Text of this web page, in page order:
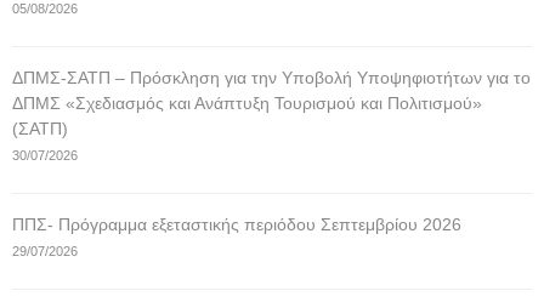
05/08/2026
ΔΠΜΣ-ΣΑΤΠ – Πρόσκληση για την Υποβολή Υποψηφιοτήτων για το
ΔΠΜΣ «Σχεδιασμός και Ανάπτυξη Τουρισμού και Πολιτισμού»
(ΣΑΤΠ)
30/07/2026
ΠΠΣ- Πρόγραμμα εξεταστικής περιόδου Σεπτεμβρίου 2026
29/07/2026